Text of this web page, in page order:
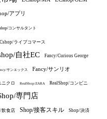
アプリ
コンサルタント
ライブコマース
自社EC Fancy/Curious George
サンエックス Fancy/サンリオ
ニクロ RealShop/ZARA RealShop/コンビニ
専門店
飲食店 Shop/接客スキル Shop/決済